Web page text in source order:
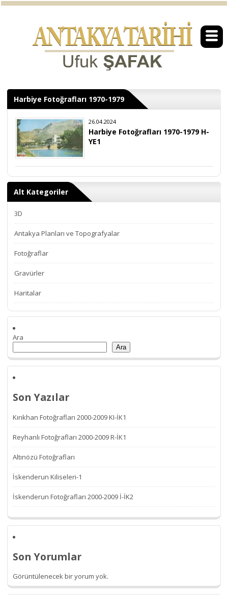
Harbiye Fotoğrafları 1970-1979
26.04.2024
Harbiye Fotoğrafları 1970-1979 H-
YE1
Alt Kategoriler
3D
Antakya Planları ve Topografyalar
Fotoğraflar
Gravürler
Haritalar
Ara
Ara
Son Yazılar
Kırıkhan Fotoğrafları 2000-2009 KI-İK1
Reyhanlı Fotoğrafları 2000-2009 R-İK1
Altınözü Fotoğrafları
İskenderun Kiliseleri-1
İskenderun Fotoğrafları 2000-2009 İ-İK2
Son Yorumlar
Görüntülenecek bir yorum yok.